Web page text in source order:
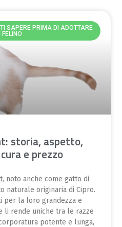
SAPERE PRIMA DI ADOTTARE
FELINO
storia, aspetto,
e prezzo
noto anche come gatto di
naturale originaria di Cipro.
per la loro grandezza e
li rende uniche tra le razze
potente e lunga,